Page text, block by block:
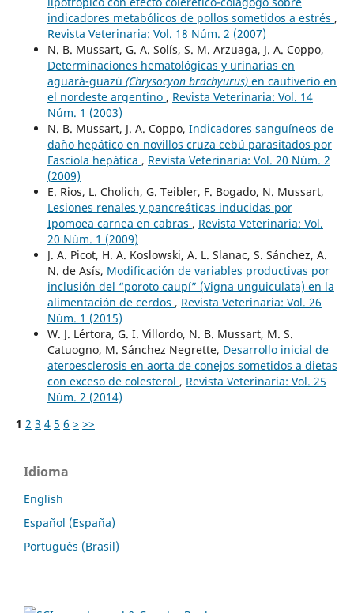
indicadores metabólicos de pollos sometidos a estrés ,
Revista Veterinaria: Vol. 18 Núm. 2 (2007)
N. B. Mussart, G. A. Solís, S. M. Arzuaga, J. A. Coppo,
Determinaciones hematológicas y urinarias en
aguará-guazú (Chrysocyon brachyurus)en cautiverio en
el nordeste argentino , Revista Veterinaria: Vol. 14
Núm. 1 (2003)
N. B. Mussart, J. A. Coppo, Indicadores sanguíneos de
daño hepático en novillos cruza cebú parasitados por
Fasciola hepática , Revista Veterinaria: Vol. 20 Núm. 2
(2009)
E. Rios, L. Cholich, G. Teibler, F. Bogado, N. Mussart,
Lesiones renales y pancreáticas inducidas por
Ipomoea carnea en cabras , Revista Veterinaria: Vol.
20 Núm. 1 (2009)
J. A. Picot, H. A. Koslowski, A. L. Slanac, S. Sánchez, A.
N. de Asís, Modificación de variables productivas por
inclusión del “poroto caupí” (Vigna unguiculata) en la
alimentación de cerdos , Revista Veterinaria: Vol. 26
Núm. 1 (2015)
W. J. Lértora, G. I. Villordo, N. B. Mussart, M. S.
Catuogno, M. Sánchez Negrette, Desarrollo inicial de
ateroesclerosis en aorta de conejos sometidos a dietas
con exceso de colesterol , Revista Veterinaria: Vol. 25
Núm. 2 (2014)
1 2 3 4 5 6 > >>
Idioma
English
Español (España)
Português (Brasil)